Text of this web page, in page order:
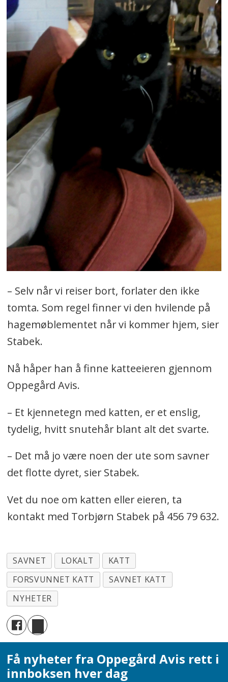
– Selv når vi reiser bort, forlater den ikke
tomta. Som regel finner vi den hvilende på
hagemøblementet når vi kommer hjem, sier
Stabek.
Nå håper han å finne katteeieren gjennom
Oppegård Avis.
– Et kjennetegn med katten, er et enslig,
tydelig, hvitt snutehår blant alt det svarte.
– Det må jo være noen der ute som savner
det flotte dyret, sier Stabek.
Vet du noe om katten eller eieren, ta
kontakt med Torbjørn Stabek på 456 79 632.
SAVNET LOKALT
KATT
FORSVUNNET KATT
SAVNET KATT
NYHETER
Få nyheter fra Oppegård Avis rett i
innboksen hver dag